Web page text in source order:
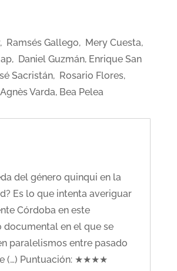
Ramsés Gallego, Mery Cuesta,
Daniel Guzmán, Enrique San
Sacristán, Rosario Flores,
Varda, Bea Pelea
del género quinqui en la
Es lo que intenta averiguar
Córdoba en este
documental en el que se
paralelismos entre pasado
(…) Puntuación: ★★★★